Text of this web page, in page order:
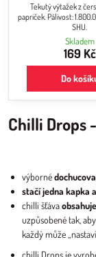
Tekutý výtažek z
papriček. Pálivost:
SHU.
Skladem
169 Kč
Do
Chilli Drops
výborné
stačí jedna kapka
chilli šťáva
uzpůsobené tak,
každý může